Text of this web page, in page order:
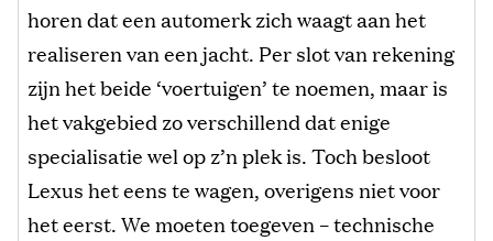
horen dat een automerk zich waagt aan het
realiseren van een jacht. Per slot van rekening
zijn het beide ‘voertuigen’ te noemen, maar is
het vakgebied zo verschillend dat enige
specialisatie wel op z’n plek is. Toch besloot
Lexus het eens te wagen, overigens niet voor
het eerst. We moeten toegeven – technische